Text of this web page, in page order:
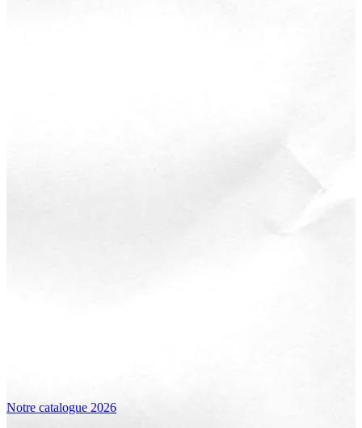
Notre catalogue 2026